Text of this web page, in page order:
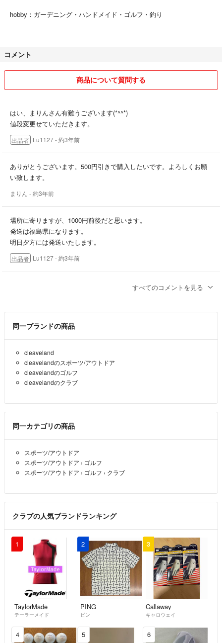
hobby：ガーデニング・ハンドメイド・ゴルフ・釣り
コメント
商品について質問する
はい、まりんさん有難うございます(*^^*)
値段変更せていただきます。
出品者 Lu1127- 約3年前
ありがとうございます。500円引きで購入したいです。よろしくお願
い致します。
まりん - 約3年前
場所に寄りますが、1000円前後だと思います。
発送は福島県になります。
明日夕方には発送いたします。
出品者 Lu1127- 約3年前
送料どれくらいか検討つかなくて怖くて💦どれくらいかわかりますか
まりん- 約3年前
コメントありがとうございます。
送料は難しいですが、500円割引でどうでしょうか？
ご検討ください。(*^^*)
Lu1127- 約3年前
コメント失礼します。こちら送料込みでお願いできますでしょうか？
まりん- 約3年前
すべてのコメントを見る
同一ブランドの商品
cleaveland
cleavelandのスポーツ/アウトドア
cleavelandのゴルフ
cleavelandのクラブ
同一カテゴリの商品
スポーツ/アウトドア
スポーツ/アウトドア › ゴルフ
スポーツ/アウトドア › ゴルフ › クラブ
クラブの人気ブランドランキング
1
TaylorMade
テーラーメイド
2
PING
ピン
3
Callaway
キャロウェイ
4 5 6